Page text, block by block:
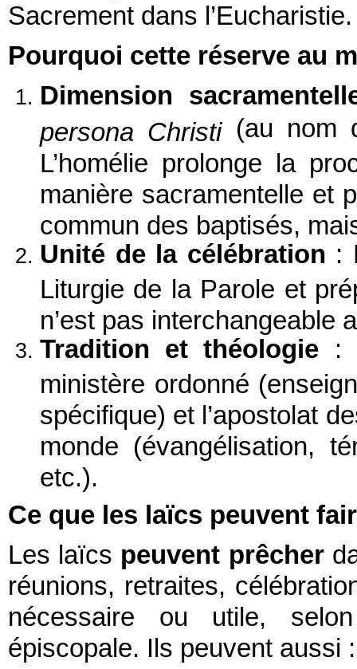
Sacrement dans l’Eucharistie.
Pourquoi cette réserve au
Dimension
persona Christi(au nom
L’homélie prolonge la
manière sacramentelle et
commun des baptisés,
Unité de la célébration :
Liturgie de la Parole et
n’est pas interchangeable
Tradition et théologie :
ministère ordonné
spécifique) et l’apostolat
monde (évangélisation,
etc.).
Ce que les laïcs peuvent
Les laïcs peuvent prêcher
réunions, retraites,
nécessaire ou utile,
épiscopale. Ils peuvent aussi :